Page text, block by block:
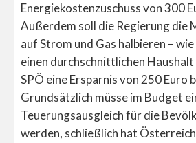
Energiekostenzuschuss von 300
Außerdem soll die Regierung die
auf Strom und Gas halbieren – wie
einen durchschnittlichen
SPÖ eine Ersparnis von 250 Euro
Grundsätzlich müsse im Budget
Teuerungsausgleich für die
werden, schließlich hat